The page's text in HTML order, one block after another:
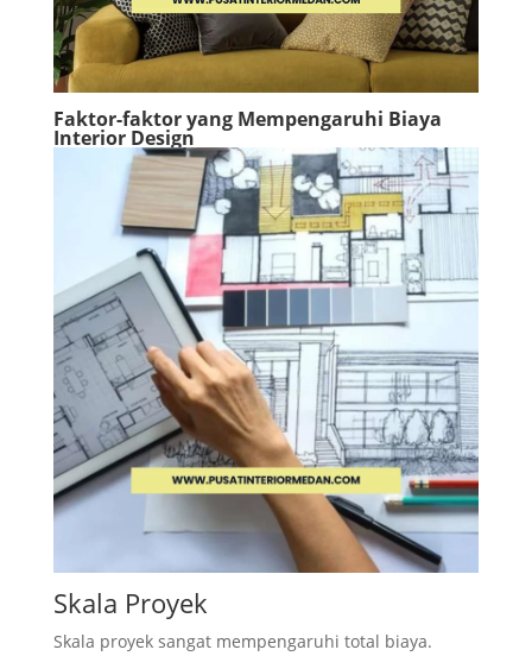
Faktor-faktor yang Mempengaruhi Biaya
Interior Design
Skala Proyek
Skala proyek sangat mempengaruhi total biaya.